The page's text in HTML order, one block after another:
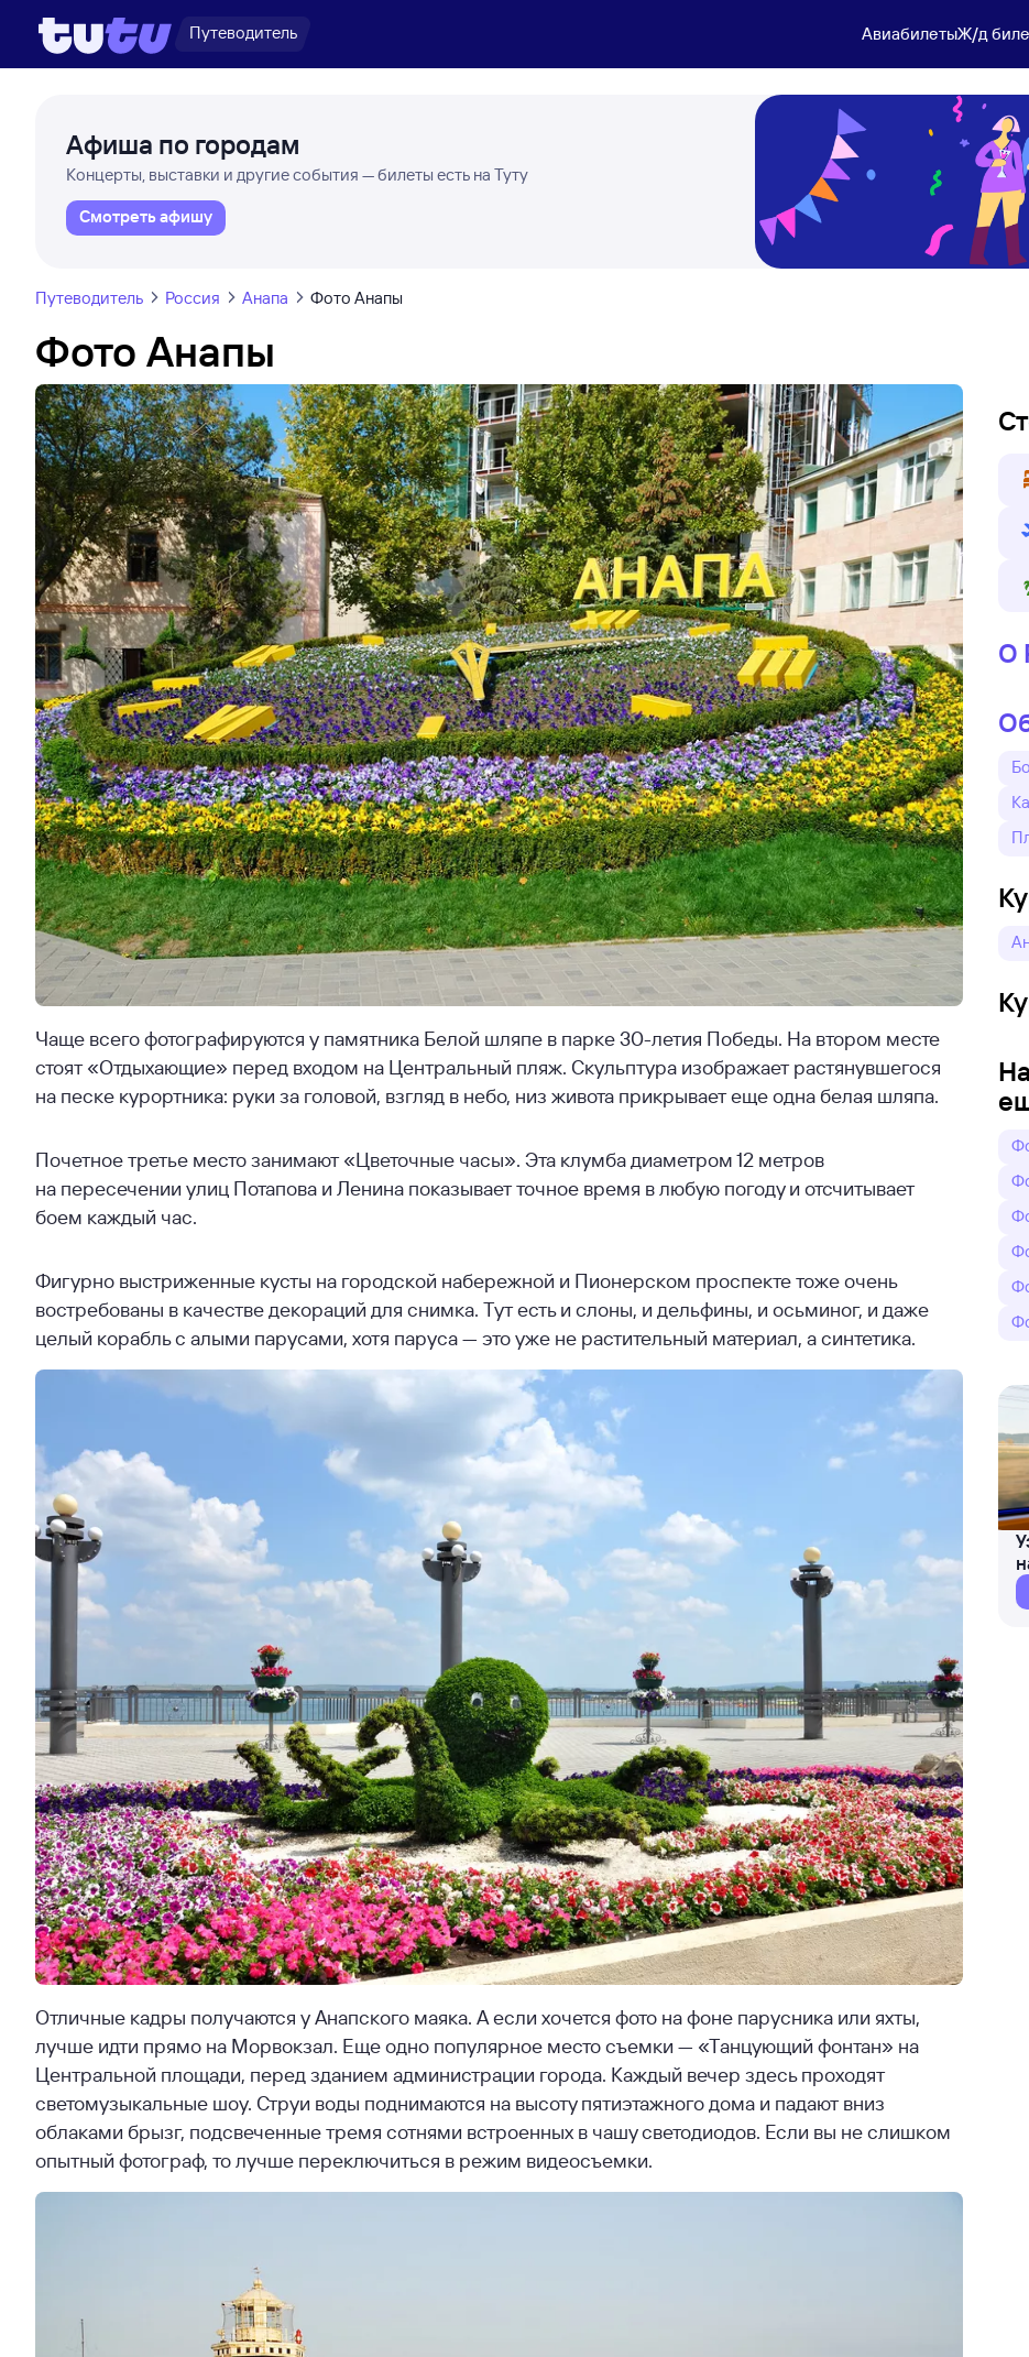
Путеводитель АвиабилетыЖ/д
Афиша по городам
Концерты, выставки и другие события — билеты есть на Туту
Смотреть афишу
Путеводитель Россия Анапа Фото Анапы
Фото Анапы
Чаще всего фотографируются у памятника Белой шляпе в парке 30-летия Победы. На втором месте
стоят «Отдыхающие» перед входом на Центральный пляж. Скульптура изображает растянувшегося
на песке курортника: руки за головой, взгляд в небо, низ живота прикрывает еще одна белая шляпа.
Почетное третье место занимают «Цветочные часы». Эта клумба диаметром 12 метров
на пересечении улиц Потапова и Ленина показывает точное время в любую погоду и отсчитывает
боем каждый час.
Фигурно выстриженные кусты на городской набережной и Пионерском проспекте тоже очень
востребованы в качестве декораций для снимка. Тут есть и слоны, и дельфины, и осьминог, и даже
целый корабль с алыми парусами, хотя паруса — это уже не растительный материал, а синтетика.
Отличные кадры получаются у Анапского маяка. А если хочется фото на фоне парусника или яхты,
лучше идти прямо на Морвокзал. Еще одно популярное место съемки — «Танцующий фонтан» на
Центральной площади, перед зданием администрации города. Каждый вечер здесь проходят
светомузыкальные шоу. Струи воды поднимаются на высоту пятиэтажного дома и падают вниз
облаками брызг, подсвеченные тремя сотнями встроенных в чашу светодиодов. Если вы не слишком
опытный фотограф, то лучше переключиться в режим видеосъемки.
О